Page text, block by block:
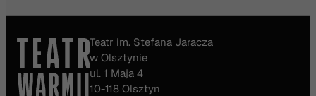
Teatr im. Stefana Jaracza
w Olsztynie
ul. 1 Maja 4
10-118 Olsztyn